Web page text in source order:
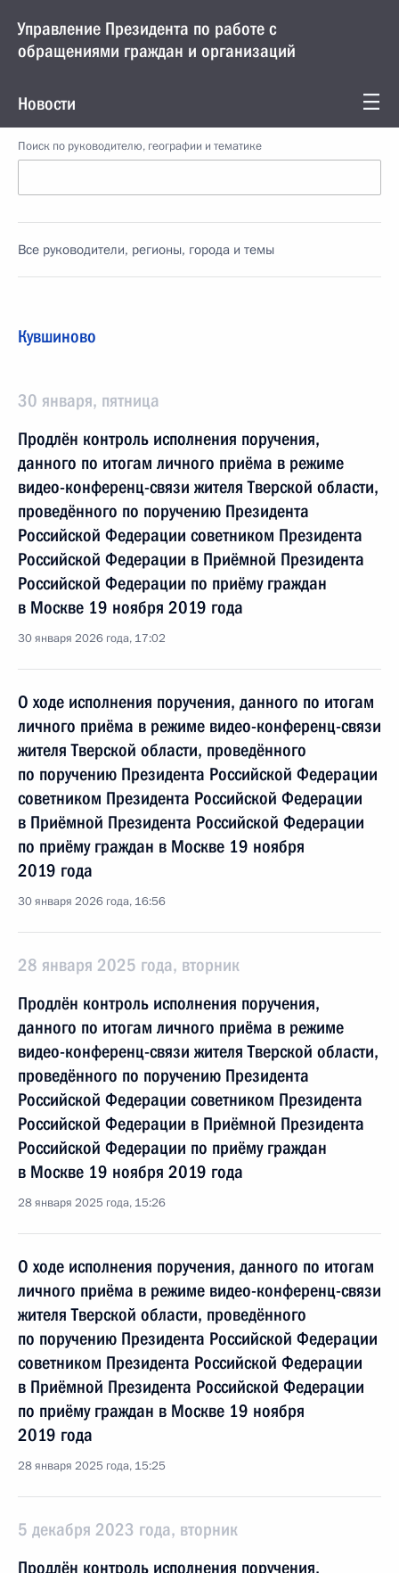
Управление Президента по работе с
обращениями граждан и организаций
Новости
Поиск по руководителю, географии и тематике
Все руководители, регионы, города и темы
Кувшиново
30 января, пятница
Продлён контроль исполнения поручения,
данного по итогам личного приёма в режиме
видео-конференц-связи жителя Тверской области,
проведённого по поручению Президента
Российской Федерации советником Президента
Российской Федерации в Приёмной Президента
Российской Федерации по приёму граждан
в Москве 19 ноября 2019 года
30 января 2026 года, 17:02
О ходе исполнения поручения, данного по итогам
личного приёма в режиме видео-конференц-связи
жителя Тверской области, проведённого
по поручению Президента Российской Федерации
советником Президента Российской Федерации
в Приёмной Президента Российской Федерации
по приёму граждан в Москве 19 ноября
2019 года
30 января 2026 года, 16:56
28 января 2025 года, вторник
Продлён контроль исполнения поручения,
данного по итогам личного приёма в режиме
видео-конференц-связи жителя Тверской области,
проведённого по поручению Президента
Российской Федерации советником Президента
Российской Федерации в Приёмной Президента
Российской Федерации по приёму граждан
в Москве 19 ноября 2019 года
28 января 2025 года, 15:26
О ходе исполнения поручения, данного по итогам
личного приёма в режиме видео-конференц-связи
жителя Тверской области, проведённого
по поручению Президента Российской Федерации
советником Президента Российской Федерации
в Приёмной Президента Российской Федерации
по приёму граждан в Москве 19 ноября
2019 года
28 января 2025 года, 15:25
5 декабря 2023 года, вторник
Продлён контроль исполнения поручения,